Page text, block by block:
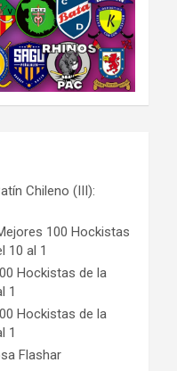
Chileno (III):
100 Hockistas
10 al 1
Hockistas de la
1
Hockistas de la
1
Flashar